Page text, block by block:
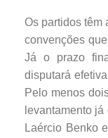
Os partidos têm
convenções
Já o prazo
disputará
Pelo menos
levantamento
Laércio Benko